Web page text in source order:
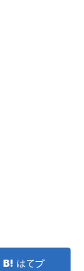
はてブ